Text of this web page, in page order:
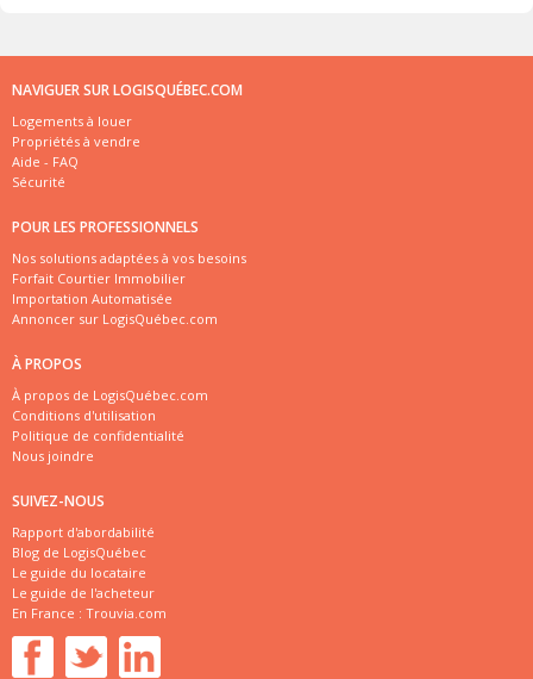
NAVIGUER SUR LOGISQUÉBEC.COM
Logements à louer
Propriétés à vendre
Aide - FAQ
Sécurité
POUR LES PROFESSIONNELS
Nos solutions adaptées à vos besoins
Forfait Courtier Immobilier
Importation Automatisée
Annoncer sur LogisQuébec.com
À PROPOS
À propos de LogisQuébec.com
Conditions d'utilisation
Politique de confidentialité
Nous joindre
SUIVEZ-NOUS
Rapport d'abordabilité
Blog de LogisQuébec
Le guide du locataire
Le guide de l'acheteur
En France : Trouvia.com